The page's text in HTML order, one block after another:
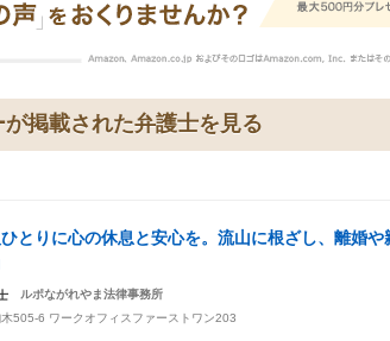
掲載された弁護士を見る
とりに心の休息と安心を。流山に根ざし、離婚や
ルポながれやま法律事務所
505-6 ワークオフィスファーストワン203